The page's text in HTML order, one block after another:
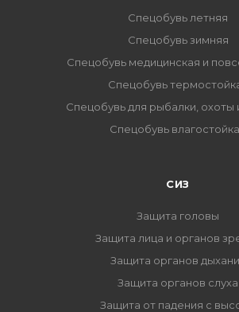
Спецобувь летняя
Спецобувь зимняя
Спецобувь медицинская и
Спецобувь
Спецобувь для рыбалки, охоты
Спецобувь
СИЗ
Защита головы
Защита лица и органов
Защита органов
Защита органов слуха
Защита от падения с